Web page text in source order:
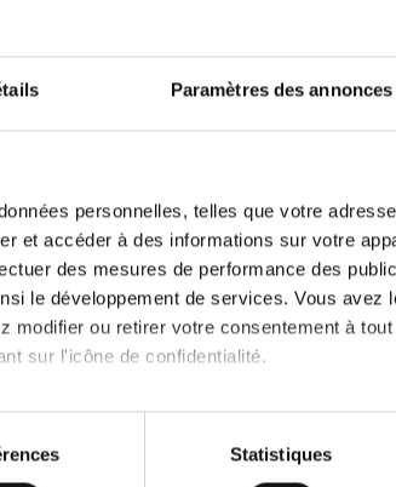
Paramètres des annonces
personnelles, telles que votre
et accéder à des informations sur votre
des mesures de performance des
le développement de services. Vous avez
modifier ou retirer votre consentement à tout
sur l'icône de confidentialité.
:
géographique qui peuvent être
Statistiques
un
discussion vous aurez besoin de
Créer un nouveau compte